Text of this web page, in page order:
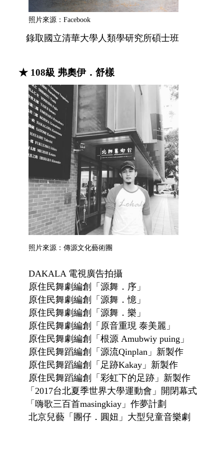
照片來源：Facebook
錄取國立清華大學人類學研究所碩士班
★ 108級 弗奧伊．舒樣
照片來源：傳源文化藝術團
DAKALA 電視廣告拍攝
原住民舞劇編創「源舞．序」
原住民舞劇編創「源舞．憶」
原住民舞劇編創「源舞．樂」
原住民舞劇編創「原音重現 泰美麗」
原住民舞劇編創「根源 Amubwiy puing」
原住民舞蹈編創「源流Qinplan」新製作
原住民舞蹈編創「足跡Kakay」新製作
原住民舞蹈編創「彩虹下的足跡」新製作
「2017台北夏季世界大學運動會」開閉幕式
「嗨歌三百首masingkiay」作夢計劃
北京兒藝「團仔．圓妞」大型兒童音樂劇